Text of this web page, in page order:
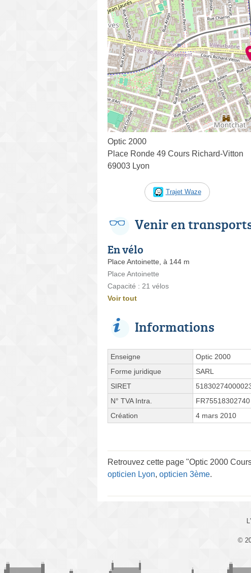
Optic 2000
Place Ronde 49 Cours Richard-Vitton
69003 Lyon
Trajet Waze
Venir en
En vélo
Place Antoinette, à 144 m
Place Antoinette
Capacité : 21 vélos
Voir tout
Informations
Enseigne
Optic 2000
Forme juridique
SARL
SIRET
N° TVA Intra.
FR75518302740
Création
4 mars 2010
Retrouvez cette page "Optic 2000
opticien Lyon, opticien 3ème.
©